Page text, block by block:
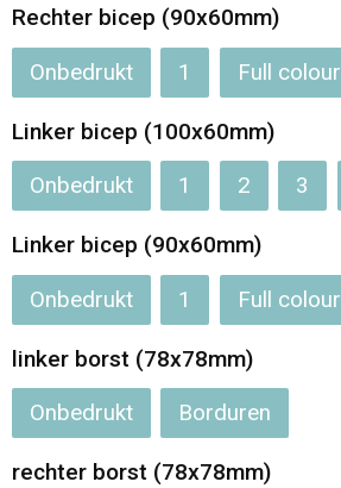
Rechter bicep (90x60mm)
Onbedrukt 1 Full colour
Linker bicep (100x60mm)
Onbedrukt 1 2 3
Linker bicep (90x60mm)
Onbedrukt 1 Full colour
linker borst (78x78mm)
Onbedrukt Borduren
rechter borst (78x78mm)